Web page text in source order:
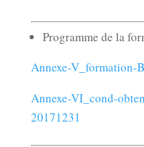
Programme de la
Annexe-V_formation-
Annexe-VI_cond-
20171231